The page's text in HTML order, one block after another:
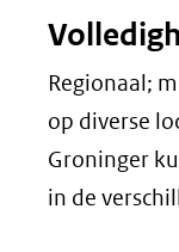
Regionaal;
op diverse
Groninger
in de